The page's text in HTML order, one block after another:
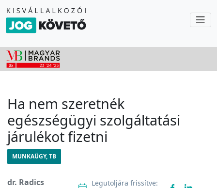
Ha nem szeretnék
egészségügyi szolgáltatási
járulékot fizetni
MUNKAÜGY, TB
dr. Radics
Legutoljára frissítve: